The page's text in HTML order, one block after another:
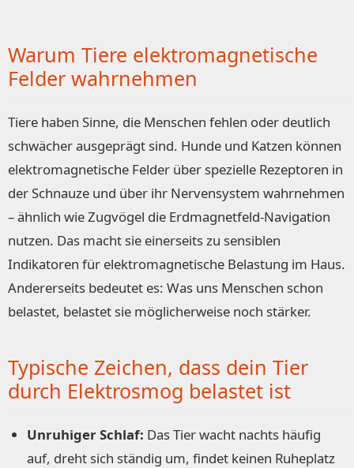
Warum Tiere elektromagnetische
Felder wahrnehmen
Tiere haben Sinne, die Menschen fehlen oder deutlich
schwächer ausgeprägt sind. Hunde und Katzen können
elektromagnetische Felder über spezielle Rezeptoren in
der Schnauze und über ihr Nervensystem wahrnehmen
– ähnlich wie Zugvögel die Erdmagnetfeld-Navigation
nutzen. Das macht sie einerseits zu sensiblen
Indikatoren für elektromagnetische Belastung im Haus.
Andererseits bedeutet es: Was uns Menschen schon
belastet, belastet sie möglicherweise noch stärker.
Typische Zeichen, dass dein Tier
durch Elektrosmog belastet ist
Unruhiger Schlaf: Das Tier wacht nachts häufig
auf, dreht sich ständig um, findet keinen Ruheplatz